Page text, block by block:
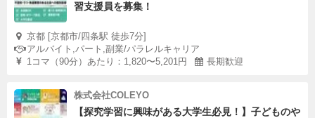
習支援員を募集！
京都 [京都市/四条駅 徒歩7分]
アルバイト,パート,副業/パラレルキャリア
1コマ（90分）あたり：1,820〜5,201円
長期歓迎
株式会社COLEYO
【探究学習に興味がある大学生必見！】子どものや